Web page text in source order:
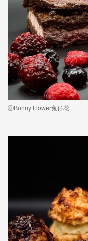
ⓒBunny Flower兔仔花